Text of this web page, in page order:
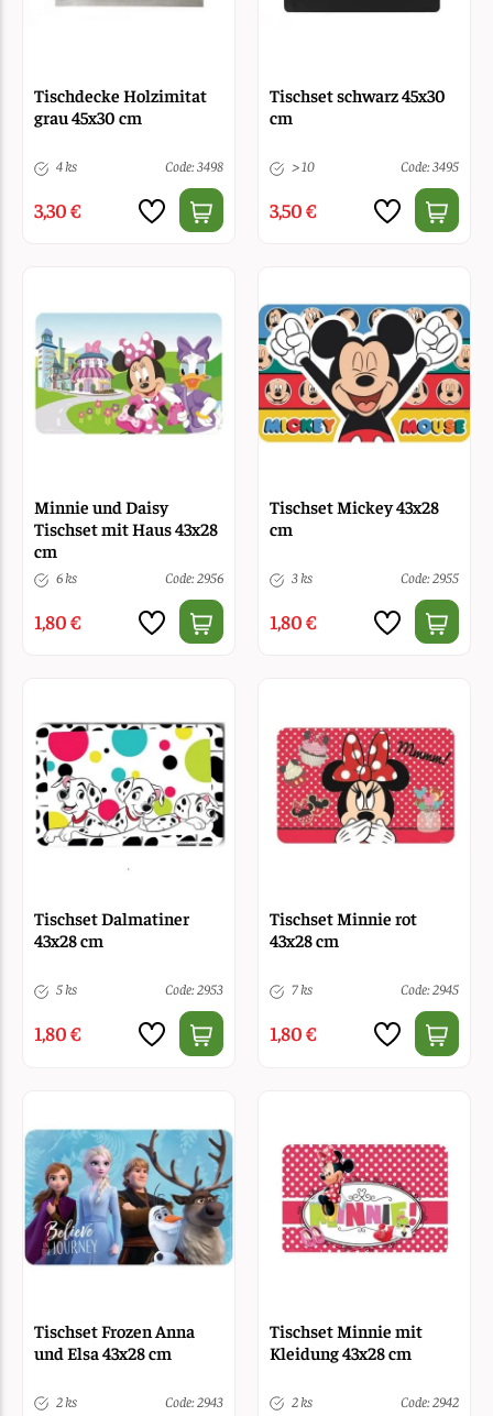
Tischdecke Holzimitat
grau 45x30 cm
4 ks Code: 3498
3,30 €
Tischset schwarz 45x30
cm
> 10 Code: 3495
3,50 €
Minnie und Daisy
Tischset mit Haus 43x28
cm
6 ks Code: 2956
1,80 €
Tischset Mickey 43x28
cm
3 ks Code: 2955
1,80 €
Tischset Dalmatiner
43x28 cm
5 ks Code: 2953
1,80 €
Tischset Minnie rot
43x28 cm
7 ks Code: 2945
1,80 €
Tischset Frozen Anna
und Elsa 43x28 cm
2 ks Code: 2943
Tischset Minnie mit
Kleidung 43x28 cm
2 ks Code: 2942